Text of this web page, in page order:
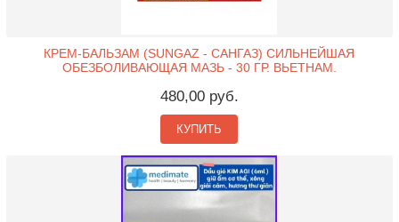
КРЕМ-БАЛЬЗАМ (SUNGAZ - САНГАЗ) СИЛЬНЕЙШАЯ
ОБЕЗБОЛИВАЮЩАЯ МАЗЬ - 30 ГР. ВЬЕТНАМ.
480,00 руб.
КУПИТЬ